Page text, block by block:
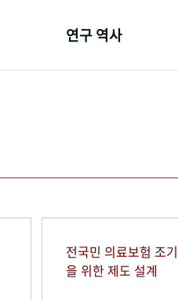
연구 역사
전국민 의료보험 조
을 위한 제도 설계